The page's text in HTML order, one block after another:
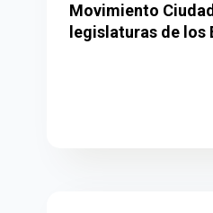
Movimiento
legislaturas de los